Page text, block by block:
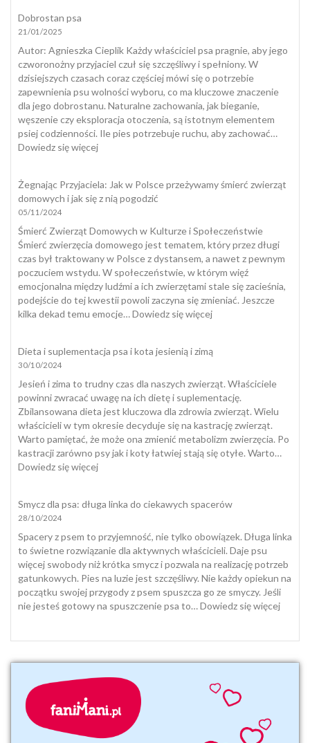
badanie
ogólnopolskie
Dobrostan psa
21/01/2025
​Autor: Agnieszka Cieplik Każdy właściciel psa pragnie, aby jego
czworonożny przyjaciel czuł się szczęśliwy i spełniony. W
dzisiejszych czasach coraz częściej mówi się o potrzebie
zapewnienia psu wolności wyboru, co ma kluczowe znaczenie
dla jego dobrostanu. Naturalne zachowania, jak bieganie,
węszenie czy eksploracja otoczenia, są istotnym elementem
psiej codzienności. Ile pies potrzebuje ruchu, aby zachować…
Dowiedz się więcej:
Żegnając Przyjaciela: Jak w Polsce przeżywamy śmierć zwierząt
domowych i jak się z nią pogodzić
05/11/2024
Śmierć Zwierząt Domowych w Kulturze i Społeczeństwie
Śmierć zwierzęcia domowego jest tematem, który przez długi
czas był traktowany w Polsce z dystansem, a nawet z pewnym
poczuciem wstydu. W społeczeństwie, w którym więź
emocjonalna między ludźmi a ich zwierzętami stale się zacieśnia,
podejście do tej kwestii powoli zaczyna się zmieniać. Jeszcze
kilka dekad temu emocje…Dowiedz się więcej:
Jak
Polsce
przeżywamy
śmierć
zwierząt
domowych
i
nią
Dieta i suplementacja psa i kota jesienią i zimą
30/10/2024
Jesień i zima to trudny czas dla naszych zwierząt. Właściciele
powinni zwracać uwagę na ich dietę i suplementację.
Zbilansowana dieta jest kluczowa dla zdrowia zwierząt. Wielu
właścicieli w tym okresie decyduje się na kastrację zwierząt.
Warto pamiętać, że może ona zmienić metabolizm zwierzęcia. Po
kastracji zarówno psy jak i koty łatwiej stają się otyłe. Warto…
Dowiedz się więcej:
suplementacja
i
kota
jesienią
i
zimą
Smycz dla psa: długa linka do ciekawych spacerów
28/10/2024
Spacery z psem to przyjemność, nie tylko obowiązek. Długa linka
to świetne rozwiązanie dla aktywnych właścicieli. Daje psu
więcej swobody niż krótka smycz i pozwala na realizację potrzeb
gatunkowych. Pies na luzie jest szczęśliwy. Nie każdy opiekun na
początku swojej przygody z psem spuszcza go ze smyczy. Jeśli
nie jesteś gotowy na spuszczenie psa to…Dowiedz się więcej:
długa